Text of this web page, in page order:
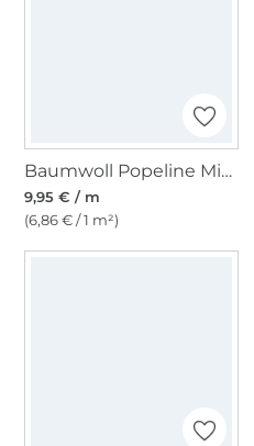
Baumwoll Popeline Mini Hearts, rosé
9,95 € / m
(6,86 € / 1 m²)